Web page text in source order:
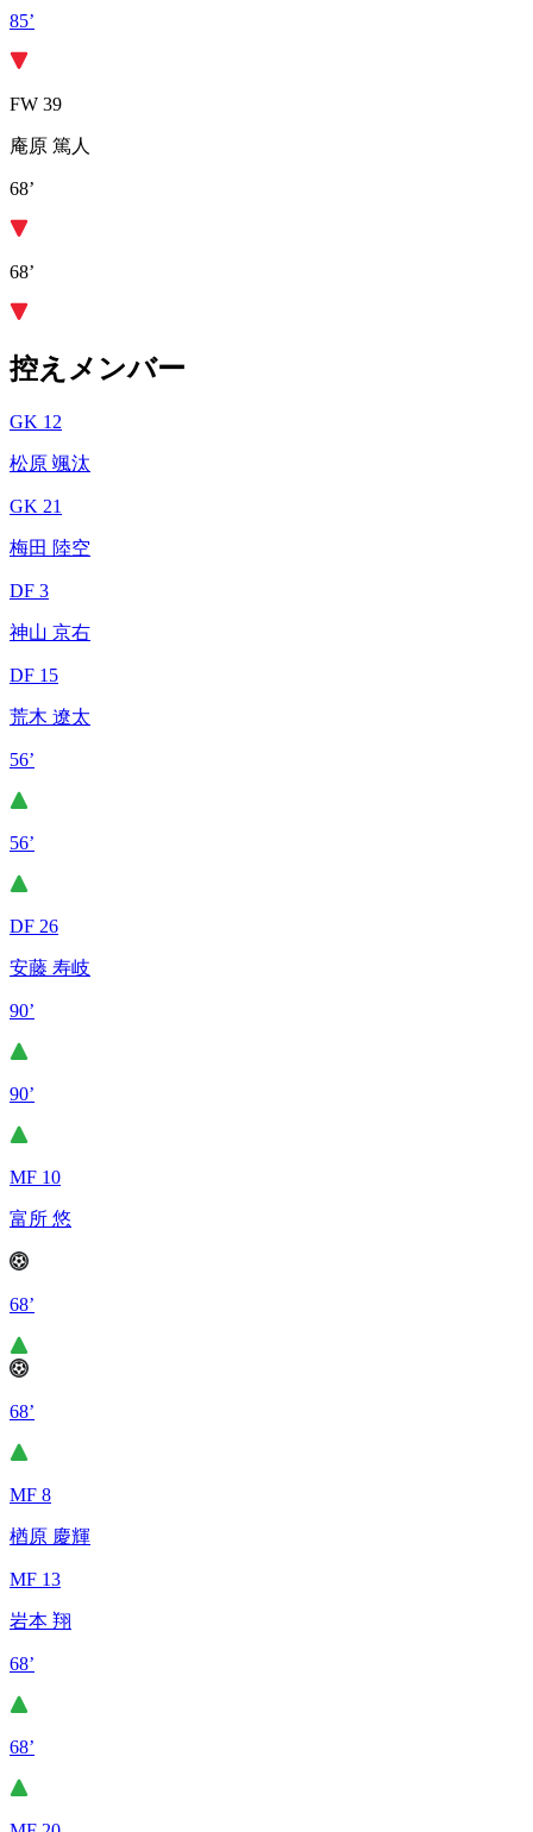
85’
FW 39
庵原 篤人
68’
68’
控えメンバー
GK 12
松原 颯汰
GK 21
梅田 陸空
DF 3
神山 京右
DF 15
荒木 遼太
56’
56’
DF 26
安藤 寿岐
90’
90’
MF 10
富所 悠
68’
68’
MF 8
楢原 慶輝
MF 13
岩本 翔
68’
68’